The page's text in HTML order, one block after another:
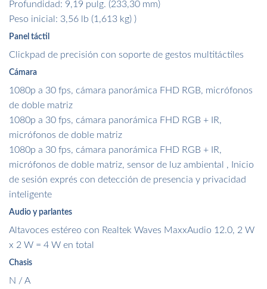
Profundidad: 9,19 pulg. (233,30 mm)
Peso inicial: 3,56 lb (1,613 kg) )
Panel táctil
Clickpad de precisión con soporte de gestos multitáctiles
Cámara
1080p a 30 fps, cámara panorámica FHD RGB, micrófonos
de doble matriz
1080p a 30 fps, cámara panorámica FHD RGB + IR,
micrófonos de doble matriz
1080p a 30 fps, cámara panorámica FHD RGB + IR,
micrófonos de doble matriz, sensor de luz ambiental , Inicio
de sesión exprés con detección de presencia y privacidad
inteligente
Audio y parlantes
Altavoces estéreo con Realtek Waves MaxxAudio 12.0, 2 W
x 2 W = 4 W en total
Chasis
N / A